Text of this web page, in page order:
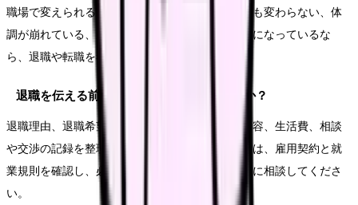
職場で変えられる余地を分けて見ます。相談しても変わらない、体
調が崩れている、次の職場で避けたい条件が明確になっているな
ら、退職や転職を考える十分な理由になります。
退職を伝える前に何を準備すればいいですか？
退職理由、退職希望日、有休残日数、引き継ぎ内容、生活費、相談
や交渉の記録を整理します。法的な不安がある時は、雇用契約と就
業規則を確認し、必要に応じて公的窓口や専門家に相談してくださ
い。